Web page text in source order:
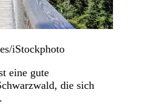
iStockphoto
eine gute
die sich